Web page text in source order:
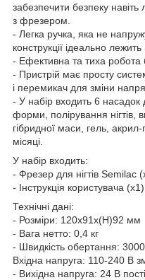
забезпечити безпеку
з фрезером.
- Легка ручка, яка не
конструкції ідеально лежить
- Ефективна та тиха робота
- Пристрій має просту
і перемикач для зміни
- У набір входить 6
форми, полірування нігтів,
гібридної маси, гель, акрил-
місяці.
У набір входить:
- Фрезер для нігтів Semilac
- Інструкція користувача (x1)
Технічні дані:
- Розміри: 120x91x(H)92 мм
- Вага нетто: 0,4 кг
- Швидкість обертання:
Вхідна напруга: 110-240 В
- Вихідна напруга: 24 В